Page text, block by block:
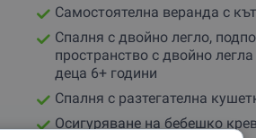
Самостоятелна веранда с
Спалня с двойно легло,
пространство с двойно
деца 6+ години
Спалня с разтегателна
Осигуряване на бебешко